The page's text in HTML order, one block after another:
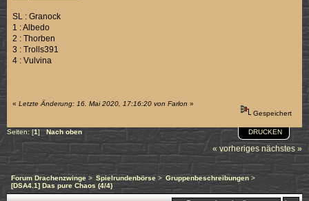
SL : Granock
1 : Albedo
2 : Thorben
3 : Trolls391
4 : Vulvina
«Letzte Änderung: 16. Mai 2020, 17:16:20 von Farlon »
Gespeichert
DRUCKEN
Seiten: [1]Nach oben
« vorheriges nächstes »
Forum Drachenzwinge > Spielrundenbörse> Gruppenbeschreibungen>
[DSA4.1] Das pure Chaos (4/4)